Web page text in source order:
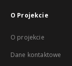
O Projekcie
O projekcie
Dane kontaktowe